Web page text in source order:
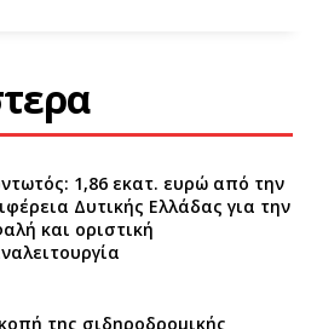
1,86 εκατ. ευρώ από την
Δυτικής Ελλάδας για την
και οριστική
της σιδηροδρομικής